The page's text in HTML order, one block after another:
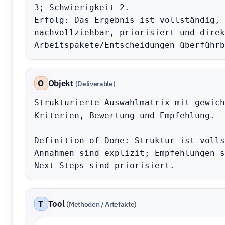
3; Schwierigkeit 2.
Erfolg: Das Ergebnis ist vollständig,
nachvollziehbar, priorisiert und
Arbeitspakete/Entscheidungen
O Objekt (Deliverable)
Strukturierte Auswahlmatrix mit
Kriterien, Bewertung und Empfehlung.
Definition of Done: Struktur ist
Annahmen sind explizit; Empfehlungen
Next Steps sind priorisiert.
T Tool (Methoden / Artefakte)